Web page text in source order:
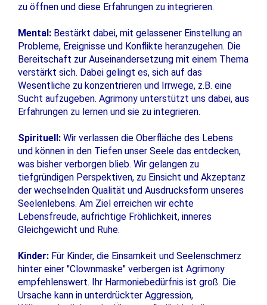
zu öffnen und diese Erfahrungen zu integrieren.
Mental: Bestärkt dabei, mit gelassener Einstellung an
Probleme, Ereignisse und Konflikte heranzugehen. Die
Bereitschaft zur Auseinandersetzung mit einem Thema
verstärkt sich. Dabei gelingt es, sich auf das
Wesentliche zu konzentrieren und Irrwege, z.B. eine
Sucht aufzugeben. Agrimony unterstützt uns dabei, aus
Erfahrungen zu lernen und sie zu integrieren.
Spirituell: Wir verlassen die Oberfläche des Lebens
und können in den Tiefen unser Seele das entdecken,
was bisher verborgen blieb. Wir gelangen zu
tiefgründigen Perspektiven, zu Einsicht und Akzeptanz
der wechselnden Qualität und Ausdrucksform unseres
Seelenlebens. Am Ziel erreichen wir echte
Lebensfreude, aufrichtige Fröhlichkeit, inneres
Gleichgewicht und Ruhe.
Kinder: Für Kinder, die Einsamkeit und Seelenschmerz
hinter einer "Clownmaske" verbergen ist Agrimony
empfehlenswert. Ihr Harmoniebedürfnis ist groß. Die
Ursache kann in unterdrückter Aggression,